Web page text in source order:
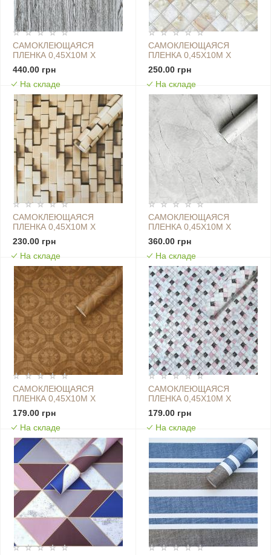
САМОКЛЕЮЩАЯСЯ
ПЛЕНКА 0,45Х10М Х
0,07ММ ПЕПЕЛЬНОЕ
ДЕРЕВО SW-00000819
440.00 грн
На складе
САМОКЛЕЮЩАЯСЯ
ПЛЕНКА 0,45Х10М Х
0,07ММ ПЕРЛАМУТР SW-
00001273
250.00 грн
На складе
САМОКЛЕЮЩАЯСЯ
ПЛЕНКА 0,45Х10М Х
0,07ММ ПЕСОЧНЫЙ
КАМЕНЬ SW-00001234
230.00 грн
На складе
САМОКЛЕЮЩАЯСЯ
ПЛЕНКА 0,45Х10М Х
0,07ММ ПЛАТИНОВЫЙ
МРАМОР SW-00001274
360.00 грн
На складе
САМОКЛЕЮЩАЯСЯ
ПЛЕНКА 0,45Х10М Х
0,07ММ ПОДСОЛНУХИ
SW-00001253
179.00 грн
На складе
САМОКЛЕЮЩАЯСЯ
ПЛЕНКА 0,45Х10М Х
0,07ММ РОЗОВАЯ
МОЗАИКА SW-00001233
179.00 грн
На складе